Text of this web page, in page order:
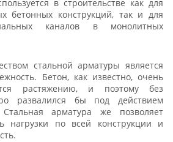
в строительстве как для
бетонных конструкций, так и для
каналов в монолитных
стальной арматуры является
Бетон, как известно, очень
растяжению, и поэтому без
развалился бы под действием
арматура же позволяет
нагрузки по всей конструкции и